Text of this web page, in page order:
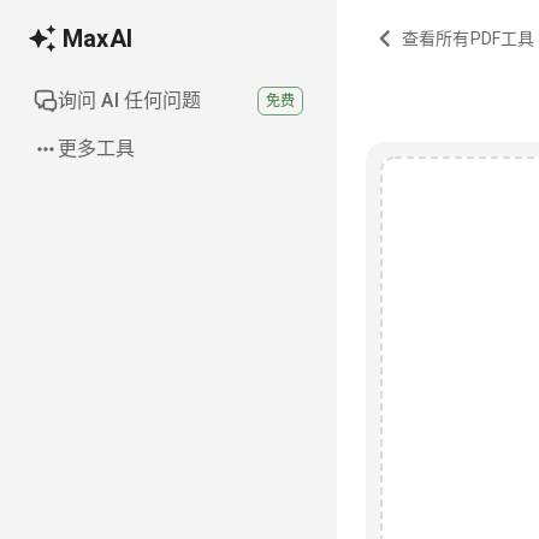
MaxAI
询问 AI 任何问题 免费
更多工具
查看所有PDF工具